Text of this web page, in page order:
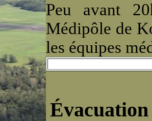
Peu avant
Médipôle de
les équipes
Évacuation